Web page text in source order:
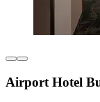
Airport Hotel